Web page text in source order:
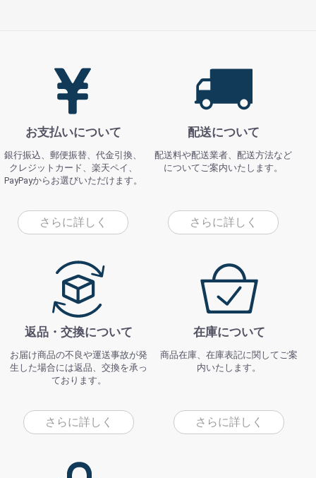
お支払いについて
銀行振込、郵便振替、代金引換、
クレジットカード、楽天ペイ、
PayPayからお選びいただけます。
さらに詳しく
配送について
配送料や配送業者、配送方法など
についてご案内いたします。
さらに詳しく
返品・交換について
お届け商品の不良や運送事故が発
生した場合には返品、交換を承っ
ております。
さらに詳しく
在庫について
商品在庫、在庫表記に関してご案
内いたします。
さらに詳しく